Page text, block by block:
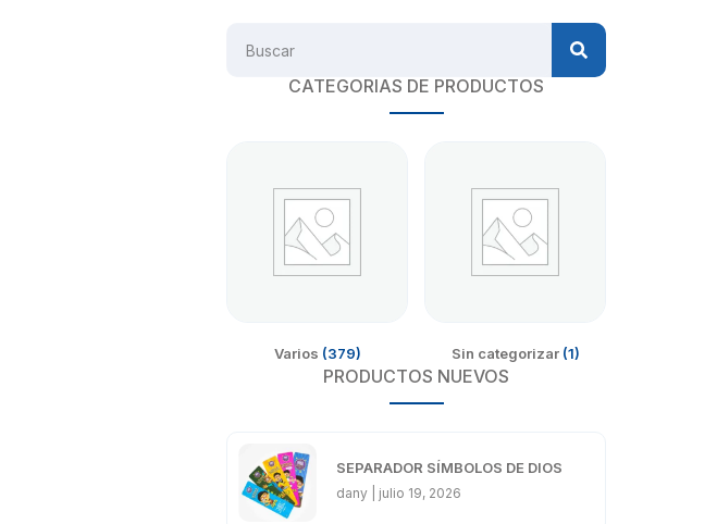
CATEGORIAS DE PRODUCTOS
Varios (379) Sin categorizar (1)
PRODUCTOS NUEVOS
SEPARADOR SÍMBOLOS DE DIOS
dany julio 19, 2026